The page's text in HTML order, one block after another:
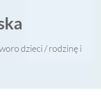
dzieci / rodzinę i